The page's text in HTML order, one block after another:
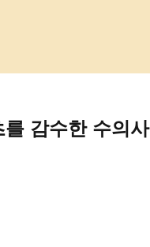
를 감수한 수의사